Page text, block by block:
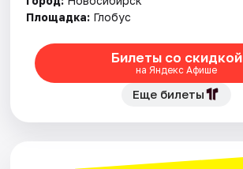
Рейтинги
Площадка: Глобус
Билеты со скидкой
на Яндекс Афише
Еще билеты